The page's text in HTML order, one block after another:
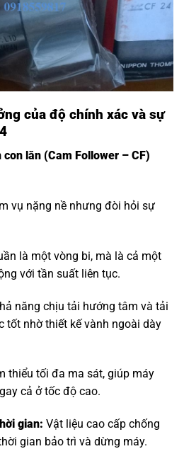
của độ chính xác và sự
con lăn (Cam Follower – CF)
vụ nặng nề nhưng đòi hỏi sự
là một vòng bi, mà là cả một
với tần suất liên tục.
năng chịu tải hướng tâm và tải
tốt nhờ thiết kế vành ngoài dày
thiểu tối đa ma sát, giúp máy
cả ở tốc độ cao.
gian: Vật liệu cao cấp chống
gian bảo trì và dừng máy.